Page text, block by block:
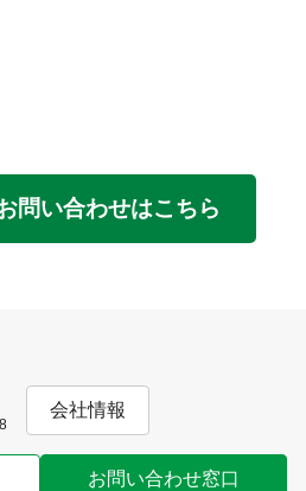
問い合わせはこちら
会社情報
お問い合わせ窓口